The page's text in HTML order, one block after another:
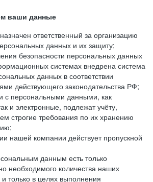
ваши данные
ответственный за организацию
данных и их защиту;
безопасности персональных данных
системах внедрена система
данных в соответствии
действующего законодательства РФ;
с персональными данными, как
и электронные, подлежат учёту,
строгие требования по их хранению
нашей компании действует пропускной
данным есть только
необходимого количества наших
и только в целях выполнения